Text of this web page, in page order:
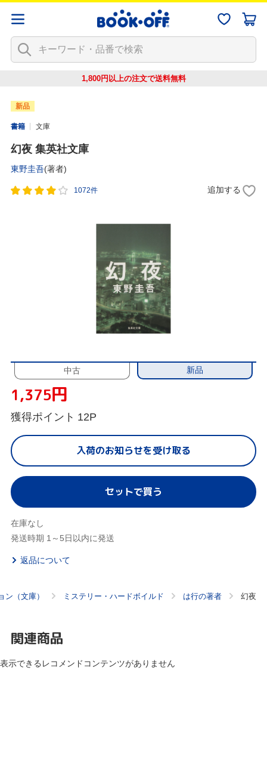
1,800円以上の注文で送料無料
新品
書籍 文庫
幻夜 集英社文庫
東野圭吾(著者)
1072件 追加する
中古 新品
1,375円
獲得ポイント 12P
入荷のお知らせを受け取る
セットで買う
在庫なし
発送時期 1～5日以内に発送
返品について
（文庫） ミステリー・ハードボイルド は行の著者 幻夜
関連商品
表示できるレコメンドコンテンツがありません